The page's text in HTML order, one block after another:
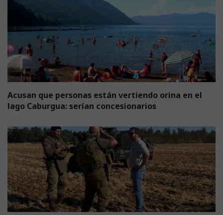
Acusan que personas están vertiendo orina en el
lago Caburgua: serían concesionarios